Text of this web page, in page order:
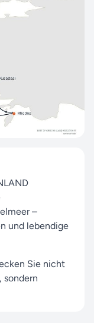
–
und lebendige
Sie nicht
sondern